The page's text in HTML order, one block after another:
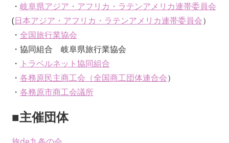
・ 岐阜県アジア・アフリカ・ラテンアメリカ連帯委員会
(日本アジア・アフリカ・ラテンアメリカ連帯委員会）
・ 全国旅行業協会
・協同組合 岐阜県旅行業協会
・ トラベルネット協同組合
・ 各務原民主商工会（全国商工団体連合会）
・ 各務原市商工会議所
■主催団体